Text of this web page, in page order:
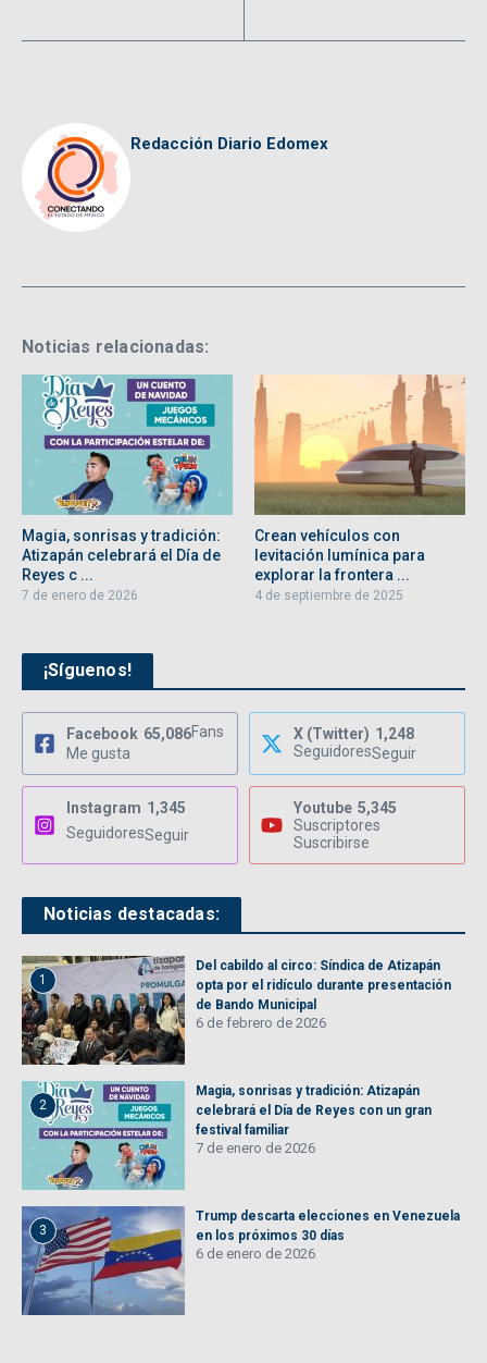
Redacción Diario Edomex
Noticias relacionadas:
Magia, sonrisas y tradición:
Atizapán celebrará el Día de
Reyes c ...
7 de enero de 2026
Crean vehículos con
levitación lumínica para
explorar la frontera ...
4 de septiembre de 2025
¡Síguenos!
Facebook 65,086Fans
Me gusta
X (Twitter) 1,248
SeguidoresSeguir
Instagram 1,345
SeguidoresSeguir
Youtube 5,345
Suscriptores
Suscribirse
Noticias destacadas:
1
Del cabildo al circo: Síndica de Atizapán
opta por el ridículo durante presentación
de Bando Municipal
6 de febrero de 2026
2
Magia, sonrisas y tradición: Atizapán
celebrará el Día de Reyes con un gran
festival familiar
7 de enero de 2026
3
Trump descarta elecciones en Venezuela
en los próximos 30 días
6 de enero de 2026